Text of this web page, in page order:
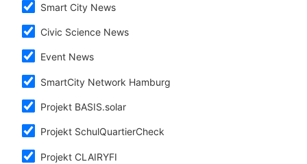
Smart City News
Civic Science News
Event News
SmartCity Network Hamburg
Projekt BASIS.solar
Projekt SchulQuartierCheck
Projekt CLAIRYFI